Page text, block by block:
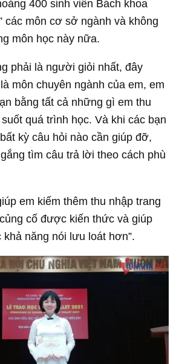
400 sinh viên Bách khoa
các môn cơ sở ngành và không
môn học này nữa.
phải là người giỏi nhất, đây
môn chuyên ngành của em, em
bằng tất cả những gì em thu
quá trình học. Và khi các bạn
kỳ câu hỏi nào cần giúp đỡ,
tìm câu trả lời theo cách phù
em kiếm thêm thu nhập trang
cố được kiến thức và giúp
năng nói lưu loát hơn”.